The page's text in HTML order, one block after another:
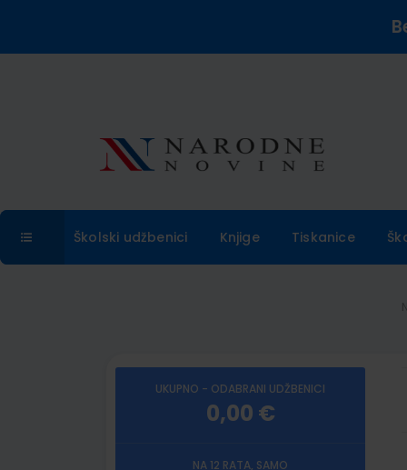
Školski udžbenici Knjige Tiskanice
UKUPNO - ODABRANI UDŽBENICI
0,00 €
NA 12 RATA, SAMO